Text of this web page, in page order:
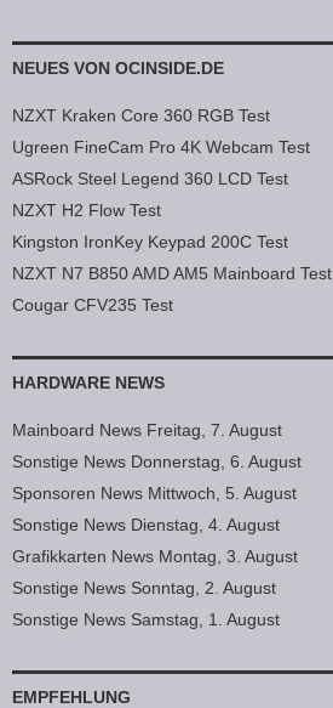
NEUES VON OCINSIDE.DE
NZXT Kraken Core 360 RGB Test
Ugreen FineCam Pro 4K Webcam Test
ASRock Steel Legend 360 LCD Test
NZXT H2 Flow Test
Kingston IronKey Keypad 200C Test
NZXT N7 B850 AMD AM5 Mainboard Test
Cougar CFV235 Test
HARDWARE NEWS
Mainboard News Freitag, 7. August
Sonstige News Donnerstag, 6. August
Sponsoren News Mittwoch, 5. August
Sonstige News Dienstag, 4. August
Grafikkarten News Montag, 3. August
Sonstige News Sonntag, 2. August
Sonstige News Samstag, 1. August
EMPFEHLUNG